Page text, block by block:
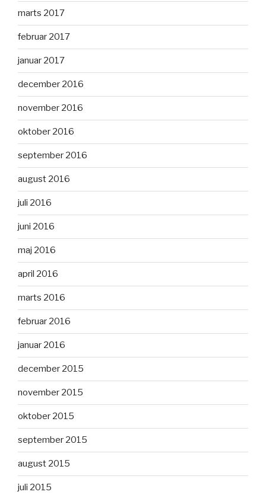
marts 2017
februar 2017
januar 2017
december 2016
november 2016
oktober 2016
september 2016
august 2016
juli 2016
juni 2016
maj 2016
april 2016
marts 2016
februar 2016
januar 2016
december 2015
november 2015
oktober 2015
september 2015
august 2015
juli 2015